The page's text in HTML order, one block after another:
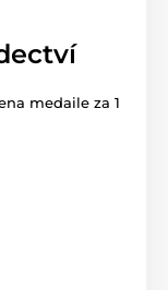
medaile za 1